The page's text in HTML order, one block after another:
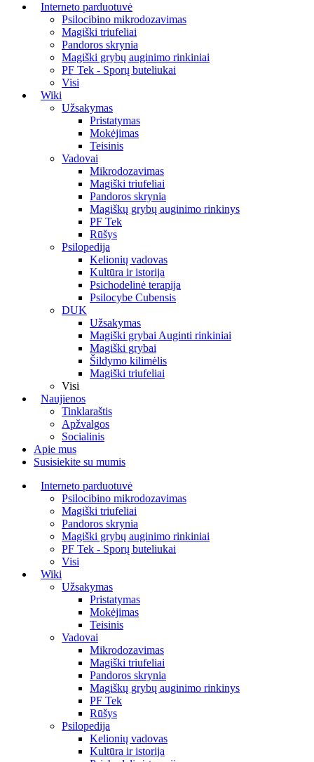
Interneto parduotuvė
Psilocibino mikrodozavimas
Magiški triufeliai
Pandoros skrynia
Magiški grybų auginimo rinkiniai
PF Tek - Sporų buteliukai
Visi
Wiki
Užsakymas
Pristatymas
Mokėjimas
Teisinis
Vadovai
Mikrodozavimas
Magiški triufeliai
Pandoros skrynia
Magiškų grybų auginimo rinkinys
PF Tek
Rūšys
Psilopedija
Kelionių vadovas
Kultūra ir istorija
Psichodelinė terapija
Psilocybe Cubensis
DUK
Užsakymas
Magiški grybai Auginti rinkiniai
Magiški grybai
Šildymo kilimėlis
Magiški triufeliai
Visi
Naujienos
Tinklaraštis
Apžvalgos
Socialinis
Apie mus
Susisiekite su mumis
Interneto parduotuvė
Psilocibino mikrodozavimas
Magiški triufeliai
Pandoros skrynia
Magiški grybų auginimo rinkiniai
PF Tek - Sporų buteliukai
Visi
Wiki
Užsakymas
Pristatymas
Mokėjimas
Teisinis
Vadovai
Mikrodozavimas
Magiški triufeliai
Pandoros skrynia
Magiškų grybų auginimo rinkinys
PF Tek
Rūšys
Psilopedija
Kelionių vadovas
Kultūra ir istorija